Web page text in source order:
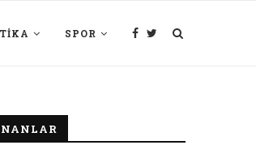
SPOR